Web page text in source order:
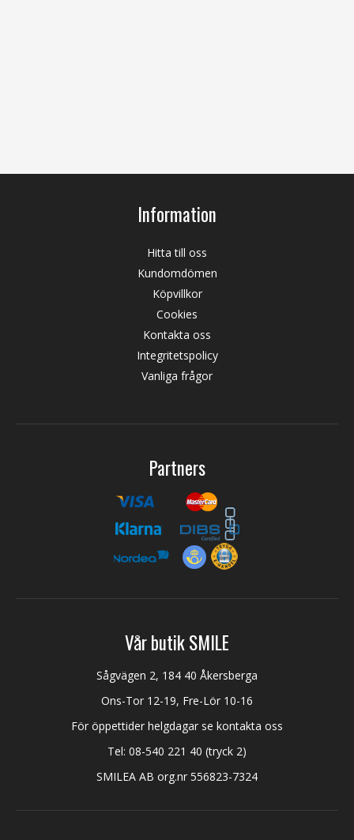
Information
Hitta till oss
Kundomdömen
Köpvillkor
Cookies
Kontakta oss
Integritetspolicy
Vanliga frågor
Partners
Vår butik SMILE
Sågvägen 2, 184 40 Åkersberga
Ons-Tor 12-19, Fre-Lör 10-16
För öppettider helgdagar se kontakta oss
Tel: 08-540 221 40 (tryck 2)
SMILEA AB org.nr 556823-7324